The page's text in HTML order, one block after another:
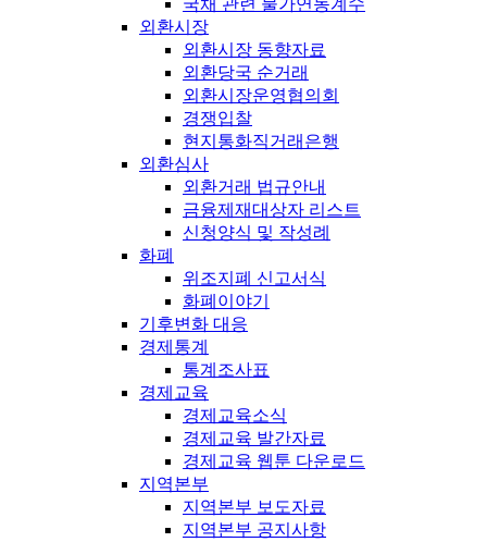
국채 관련 물가연동계수
외환시장
외환시장 동향자료
외환당국 순거래
외환시장운영협의회
경쟁입찰
현지통화직거래은행
외환심사
외환거래 법규안내
금융제재대상자 리스트
신청양식 및 작성례
화폐
위조지폐 신고서식
화폐이야기
기후변화 대응
경제통계
통계조사표
경제교육
경제교육소식
경제교육 발간자료
경제교육 웹툰 다운로드
지역본부
지역본부 보도자료
지역본부 공지사항